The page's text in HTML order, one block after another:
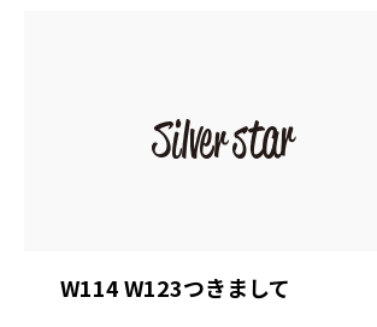
W114 W123つきまして